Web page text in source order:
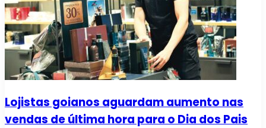
Lojistas goianos aguardam aumento nas
vendas de última hora para o Dia dos Pais